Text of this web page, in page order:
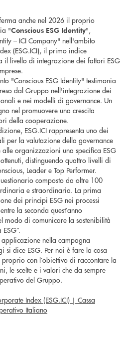
anche nel 2026 il proprio
"Conscious ESG Identity",
– ICI Company" nell'ambito
(ESG.ICI), il primo indice
il livello di integrazione dei fattori ESG
"Conscious ESG Identity" testimonia
dal Gruppo nell'integrazione dei
e nei modelli di governance. Un
nel promuovere una crescita
della cooperazione.
ESG.ICI rappresenta uno dei
per la valutazione della governance
organizzazioni una specifica ESG
distinguendo quattro livelli di
Leader e Top Performer.
composto da oltre 100
e straordinaria. La prima
dei principi ESG nei processi
la seconda quest’anno
modo di comunicare la sostenibilità
nella campagna
si dice ESG. Per noi è fare la cosa
proprio con l’obiettivo di raccontare la
le scelte e i valori che da sempre
del Gruppo.
Index (ESG.ICI) | Cassa
Italiano